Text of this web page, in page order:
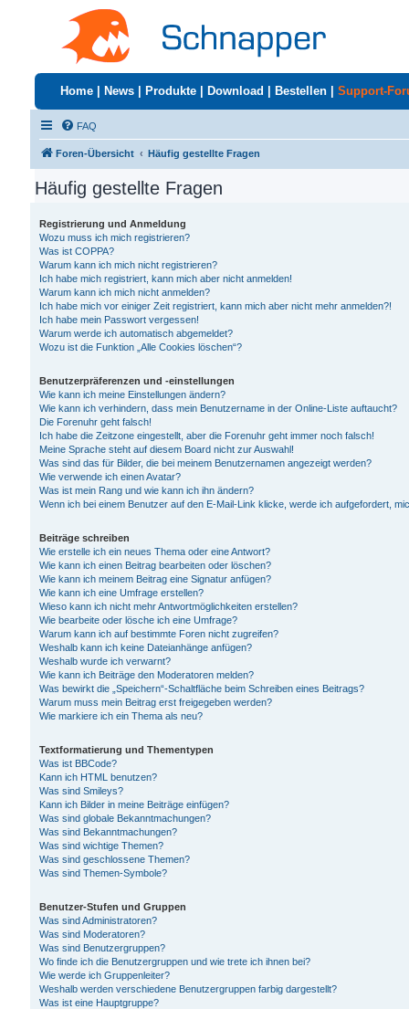
Home News Produkte Download Bestellen Support-
FAQ
Foren-Übersicht Häufig gestellte Fragen
Häufig gestellte Fragen
Registrierung und Anmeldung
Wozu muss ich mich registrieren?
Was ist COPPA?
Warum kann ich mich nicht registrieren?
Ich habe mich registriert, kann mich aber nicht anmelden!
Warum kann ich mich nicht anmelden?
Ich habe mich vor einiger Zeit registriert, kann mich aber nicht mehr anmelden?!
Ich habe mein Passwort vergessen!
Warum werde ich automatisch abgemeldet?
Wozu ist die Funktion „Alle Cookies löschen“?
Benutzerpräferenzen und -einstellungen
Wie kann ich meine Einstellungen ändern?
Wie kann ich verhindern, dass mein Benutzername in der Online-Liste auftaucht?
Die Forenuhr geht falsch!
Ich habe die Zeitzone eingestellt, aber die Forenuhr geht immer noch falsch!
Meine Sprache steht auf diesem Board nicht zur Auswahl!
Was sind das für Bilder, die bei meinem Benutzernamen angezeigt werden?
Wie verwende ich einen Avatar?
Was ist mein Rang und wie kann ich ihn ändern?
Wenn ich bei einem Benutzer auf den E-Mail-Link klicke, werde ich aufgefordert,
Beiträge schreiben
Wie erstelle ich ein neues Thema oder eine Antwort?
Wie kann ich einen Beitrag bearbeiten oder löschen?
Wie kann ich meinem Beitrag eine Signatur anfügen?
Wie kann ich eine Umfrage erstellen?
Wieso kann ich nicht mehr Antwortmöglichkeiten erstellen?
Wie bearbeite oder lösche ich eine Umfrage?
Warum kann ich auf bestimmte Foren nicht zugreifen?
Weshalb kann ich keine Dateianhänge anfügen?
Weshalb wurde ich verwarnt?
Wie kann ich Beiträge den Moderatoren melden?
Was bewirkt die „Speichern“-Schaltfläche beim Schreiben eines Beitrags?
Warum muss mein Beitrag erst freigegeben werden?
Wie markiere ich ein Thema als neu?
Textformatierung und Thementypen
Was ist BBCode?
Kann ich HTML benutzen?
Was sind Smileys?
Kann ich Bilder in meine Beiträge einfügen?
Was sind globale Bekanntmachungen?
Was sind Bekanntmachungen?
Was sind wichtige Themen?
Was sind geschlossene Themen?
Was sind Themen-Symbole?
Benutzer-Stufen und Gruppen
Was sind Administratoren?
Was sind Moderatoren?
Was sind Benutzergruppen?
Wo finde ich die Benutzergruppen und wie trete ich ihnen bei?
Wie werde ich Gruppenleiter?
Weshalb werden verschiedene Benutzergruppen farbig dargestellt?
Was ist eine Hauptgruppe?